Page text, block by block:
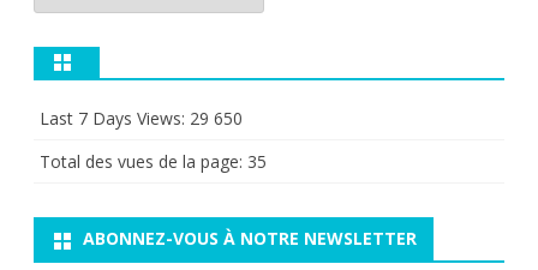
Last 7 Days Views: 29 650
Total des vues de la page: 35
ABONNEZ-VOUS À NOTRE NEWSLETTER